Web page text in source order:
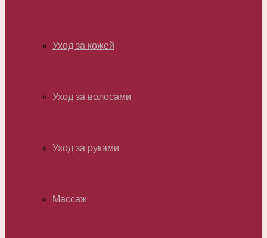
Уход за кожей
Уход за волосами
Уход за руками
Массаж